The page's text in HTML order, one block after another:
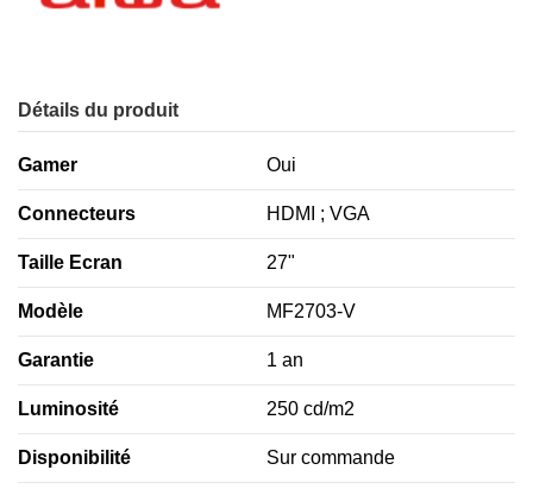
Détails du produit
Gamer Oui
Connecteurs HDMI ; VGA
Taille Ecran 27"
Modèle MF2703-V
Garantie 1 an
Luminosité 250 cd/m2
Disponibilité Sur commande